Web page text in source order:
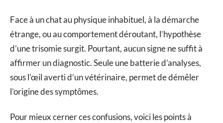
Face à un chat au physique inhabituel, à la démarche
étrange, ou au comportement déroutant, l’hypothèse
d’une trisomie surgit. Pourtant, aucun signe ne suffit à
affirmer un diagnostic. Seule une batterie d’analyses,
sous l’œil averti d’un vétérinaire, permet de démêler
l’origine des symptômes.
Pour mieux cerner ces confusions, voici les points à